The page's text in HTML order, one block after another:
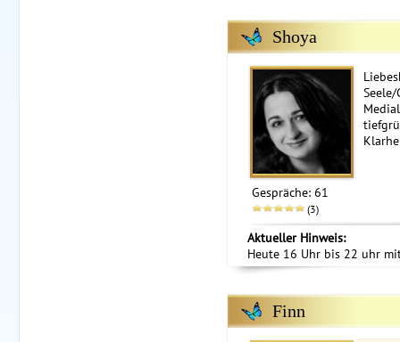
Shoya
Gespräche: 61
(3)
Aktueller Hinweis:
Heute 16 Uhr bis 22 uhr
Finn